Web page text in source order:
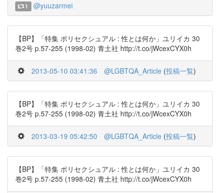
1 @yuuzarmei
【BP】「特集 ポリセクシュアル : 性とは何か」ユリイカ 30
巻2号 p.57-255 (1998-02) 青土社 http://t.co/jWcexCYX0h
2013-05-10 03:41:36 @LGBTQA_Article (投稿一覧)
【BP】「特集 ポリセクシュアル : 性とは何か」ユリイカ 30
巻2号 p.57-255 (1998-02) 青土社 http://t.co/jWcexCYX0h
2013-03-19 05:42:50 @LGBTQA_Article (投稿一覧)
【BP】「特集 ポリセクシュアル : 性とは何か」ユリイカ 30
巻2号 p.57-255 (1998-02) 青土社 http://t.co/jWcexCYX0h